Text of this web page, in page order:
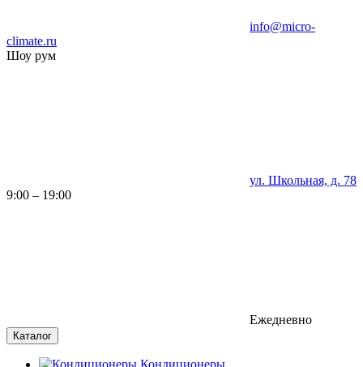
info@micro-
climate.ru
Шоу рум
ул. Школьная, д. 78
9:00 – 19:00
Ежедневно
Каталог
Кондиционеры